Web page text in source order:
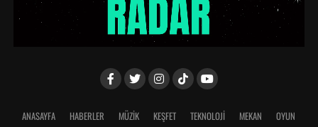
ANASAYFA HABERLER MÜZİK KEŞFET TEKNOLOJİ MEKAN OYUN